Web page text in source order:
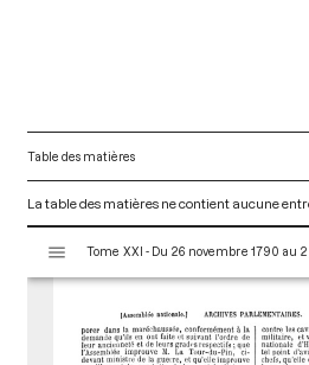
Table des matières
La table des matières ne contient aucune
s
Tome XXI - Du 26 novembre 1790 au 2